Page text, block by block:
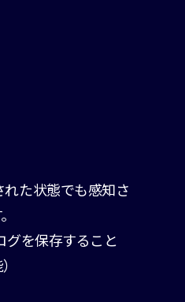
た状態でも感知さ
を保存すること